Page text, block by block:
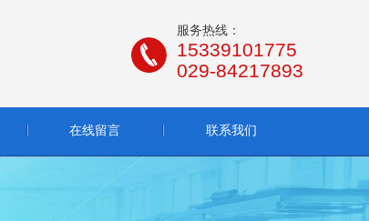
服务热线：
15339101775
029-84217893
在线留言 联系我们